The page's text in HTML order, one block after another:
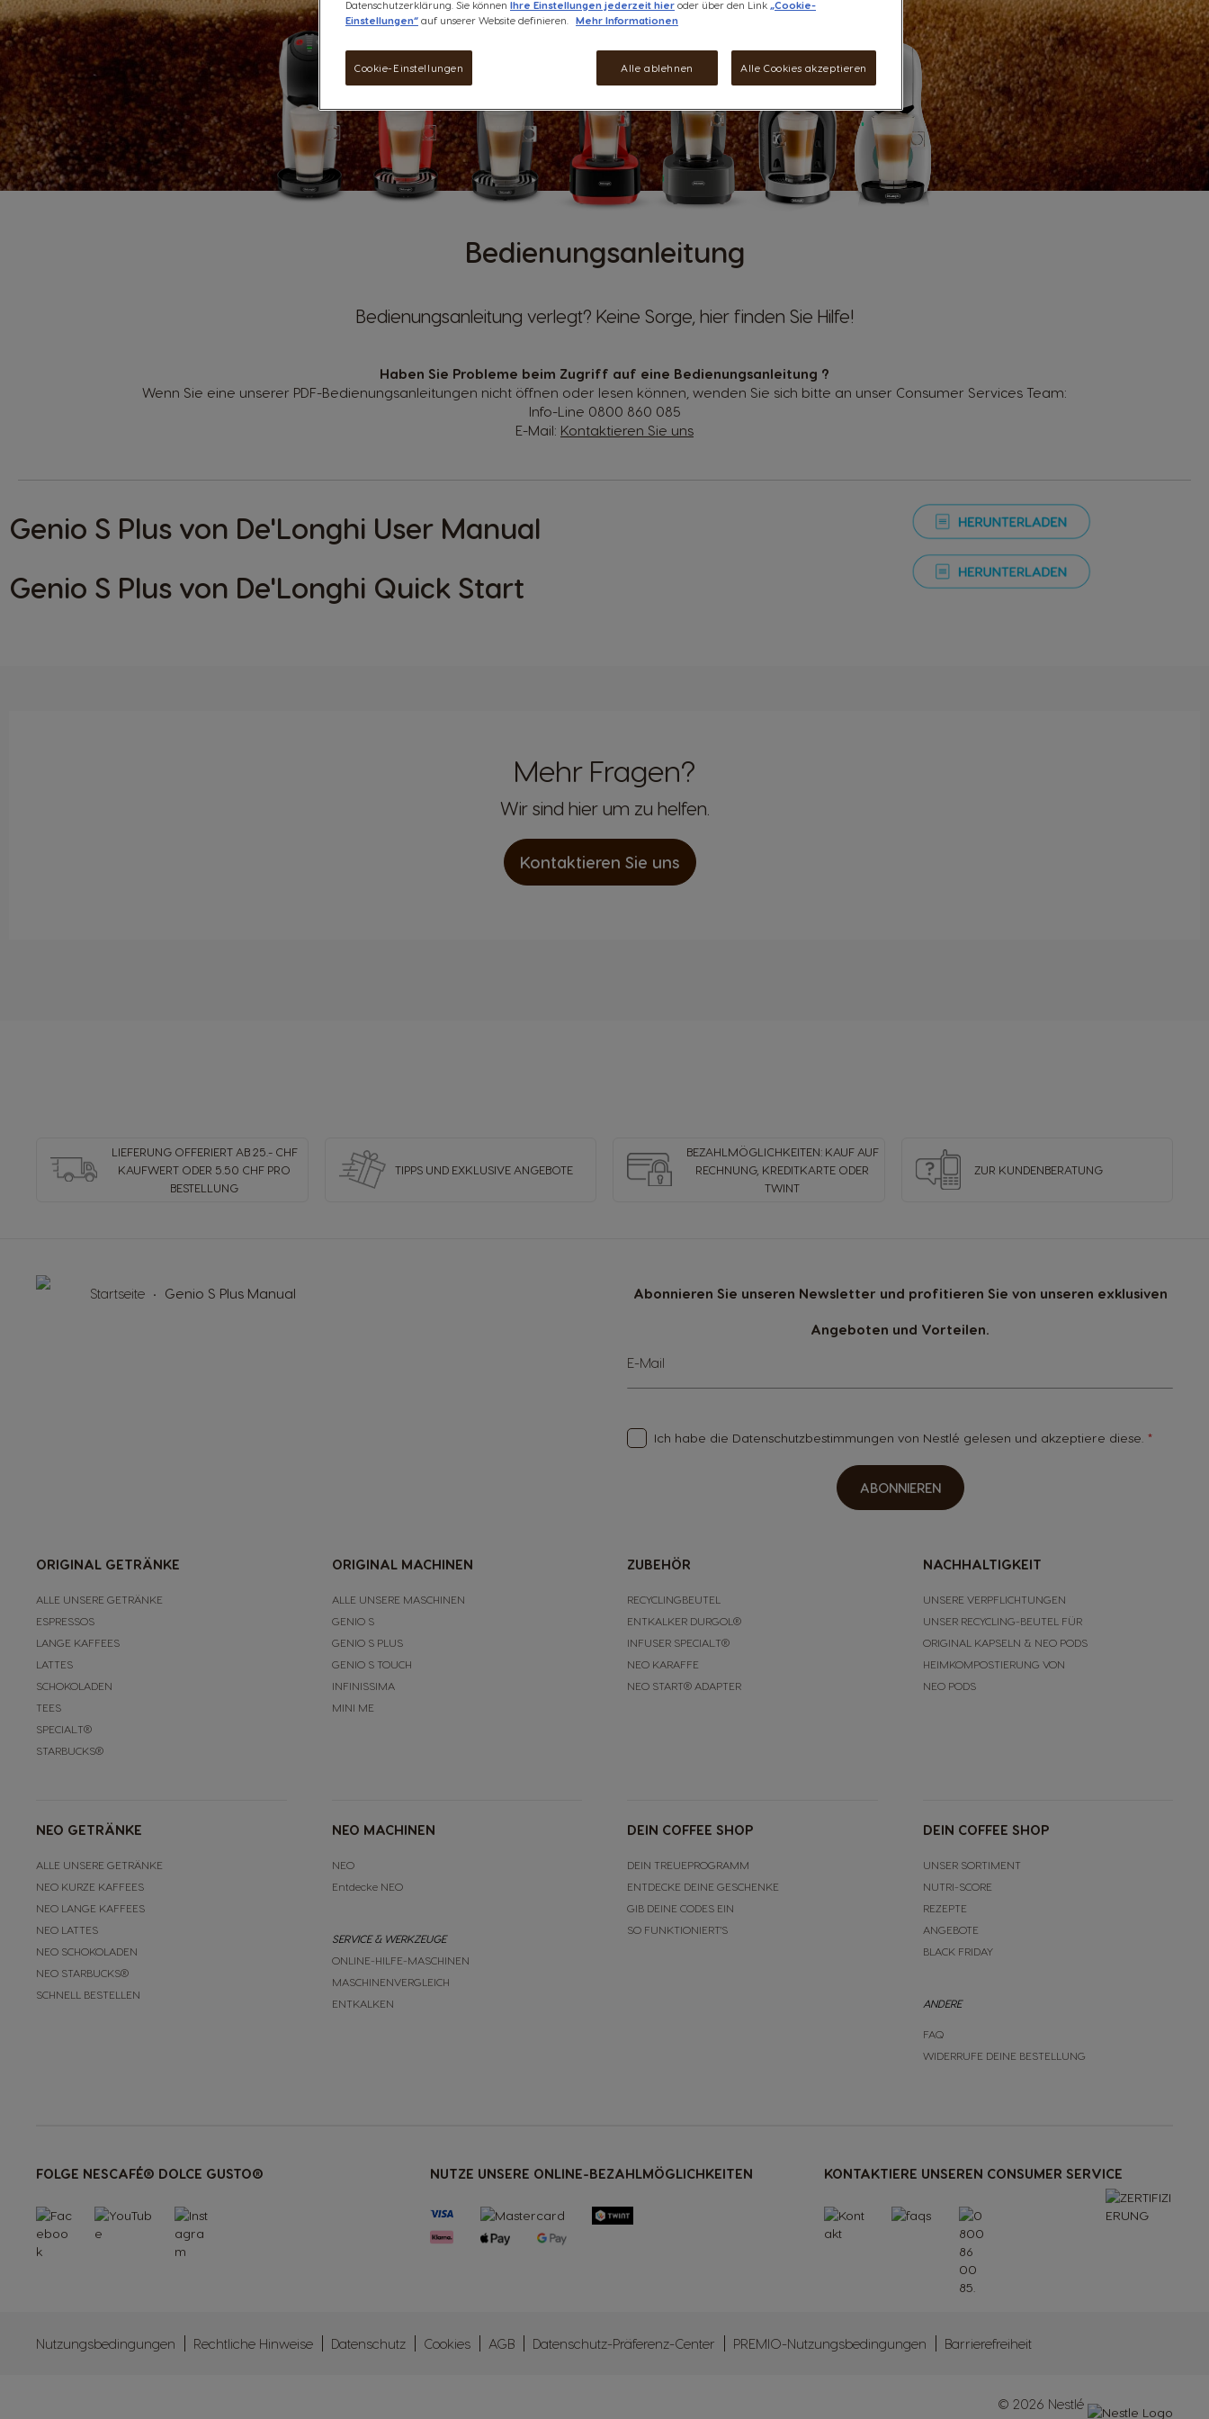
Bedienungsanleitung
Bedienungsanleitung verlegt? Keine Sorge, hier finden Sie Hilfe!
Haben Sie Probleme beim Zugriff auf eine Bedienungsanleitung ?
Wenn Sie eine unserer PDF-Bedienungsanleitungen nicht öffnen oder lesen können, wenden Sie sich bitte an unser Consumer Services Team:
Info-Line 0800 860 085
E-Mail: Kontaktieren Sie uns
Genio S Plus von De'Longhi User Manual
Genio S Plus von De'Longhi Quick Start
Mehr Fragen?
Wir sind hier um zu helfen.
Kontaktieren Sie uns
LIEFERUNG OFFERIERT AB 25.- CHF
KAUFWERT ODER 5.50 CHF PRO
BESTELLUNG
TIPPS UND EXKLUSIVE ANGEBOTE
BEZAHLMÖGLICHKEITEN: KAUF AUF
RECHNUNG, KREDITKARTE ODER
TWINT
ZUR KUNDENBERATUNG
Startseite Genio S Plus Manual Abonnieren Sie unseren Newsletter und profitieren Sie von unseren exklusiven
Angeboten und Vorteilen.
Sign
Up
for
Newsletter:
E-Mail
Ich habe die Datenschutzbestimmungen von Nestlé gelesen und akzeptiere diese.
ABONNIEREN
ORIGINAL GETRÄNKE
ALLE UNSERE GETRÄNKE
ESPRESSOS
LANGE KAFFEES
LATTES
SCHOKOLADEN
TEES
SPECIAL.T®
STARBUCKS®
NEO GETRÄNKE
ALLE UNSERE GETRÄNKE
NEO KURZE KAFFEES
NEO LANGE KAFFEES
NEO LATTES
NEO SCHOKOLADEN
NEO STARBUCKS®
SCHNELL BESTELLEN
ORIGINAL MACHINEN
ALLE UNSERE MASCHINEN
GENIO S
GENIO S PLUS
GENIO S TOUCH
INFINISSIMA
MINI ME
NEO MACHINEN
NEO
Entdecke NEO
SERVICE & WERKZEUGE
ONLINE-HILFE-MASCHINEN
MASCHINENVERGLEICH
ENTKALKEN
ZUBEHÖR
RECYCLINGBEUTEL
ENTKALKER DURGOL®
INFUSER SPECIAL.T®
NEO KARAFFE
NEO START® ADAPTER
DEIN COFFEE SHOP
DEIN TREUEPROGRAMM
ENTDECKE DEINE GESCHENKE
GIB DEINE CODES EIN
SO FUNKTIONIERT'S
NACHHALTIGKEIT
UNSERE VERPFLICHTUNGEN
UNSER RECYCLING-BEUTEL FÜR
ORIGINAL KAPSELN & NEO PODS
HEIMKOMPOSTIERUNG VON
NEO PODS
DEIN COFFEE SHOP
UNSER SORTIMENT
NUTRI-SCORE
REZEPTE
ANGEBOTE
BLACK FRIDAY
ANDERE
FAQ
WIDERRUFE DEINE BESTELLUNG
FOLGE NESCAFÉ® DOLCE GUSTO® NUTZE UNSERE ONLINE-BEZAHLMÖGLICHKEITEN KONTAKTIERE UNSEREN CONSUMER SERVICE
Nutzungsbedingungen Rechtliche Hinweise Datenschutz Cookies AGB Datenschutz-Präferenz-Center PREMIO-Nutzungsbedingungen Barrierefreiheit
© 2026 Nestlé
Datenschutzerklärung. Sie können Ihre Einstellungen jederzeit hier oder über den Link
„Cookie-
Einstellungen“ auf unserer Website definieren. Mehr Informationen
Cookie-Einstellungen Alle ablehnen Alle Cookies akzeptieren